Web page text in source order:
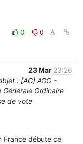
0
0
23 Mar 23:26
: [AG] AGO -
Générale Ordinaire
de vote
France débute ce